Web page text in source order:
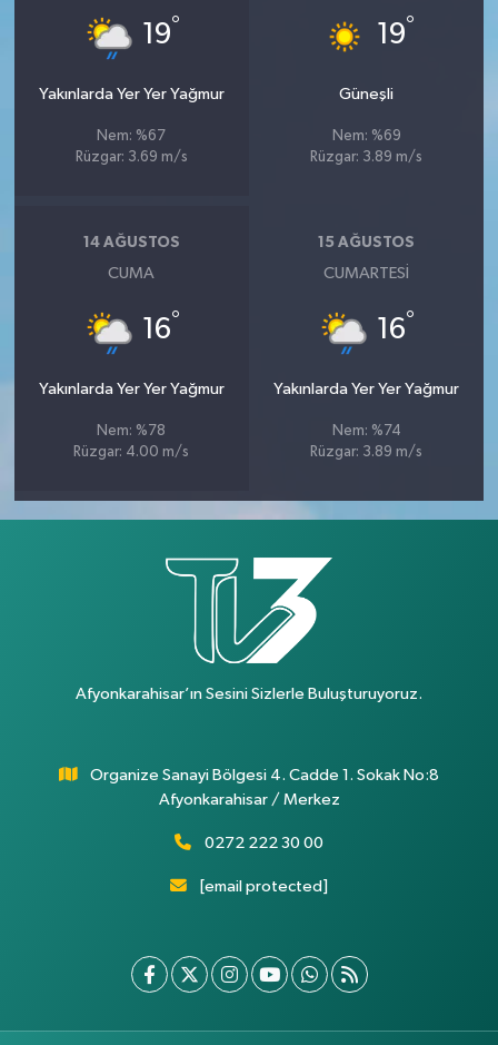
19°
Yakınlarda Yer Yer Yağmur
Nem: %67
Rüzgar: 3.69 m/s
19°
Güneşli
Nem: %69
Rüzgar: 3.89 m/s
14 AĞUSTOS
CUMA
16°
Yakınlarda Yer Yer Yağmur
Nem: %78
Rüzgar: 4.00 m/s
15 AĞUSTOS
CUMARTESI
16°
Yakınlarda Yer Yer Yağmur
Nem: %74
Rüzgar: 3.89 m/s
Afyonkarahisar’ın Sesini Sizlerle Buluşturuyoruz.
Organize Sanayi Bölgesi 4. Cadde 1. Sokak No:8
Afyonkarahisar / Merkez
0272 222 30 00
[email protected]